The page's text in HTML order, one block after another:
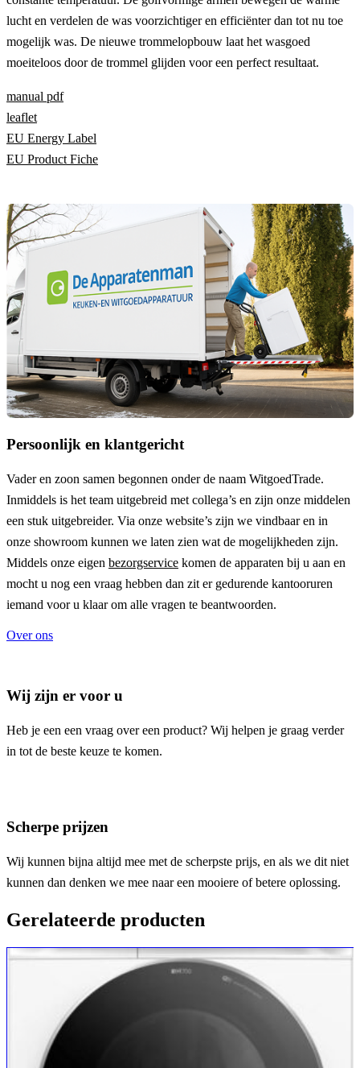
lucht en verdelen de was voorzichtiger en efficiënter dan tot nu toe
mogelijk was. De nieuwe trommelopbouw laat het wasgoed
moeiteloos door de trommel glijden voor een perfect resultaat.
manual pdf
leaflet
EU Energy Label
EU Product Fiche
Persoonlijk en klantgericht
Vader en zoon samen begonnen onder de naam WitgoedTrade.
Inmiddels is het team uitgebreid met collega’s en zijn onze middelen
een stuk uitgebreider. Via onze website’s zijn we vindbaar en in
onze showroom kunnen we laten zien wat de mogelijkheden zijn.
Middels onze eigen bezorgservice komen de apparaten bij u aan en
mocht u nog een vraag hebben dan zit er gedurende kantooruren
iemand voor u klaar om alle vragen te beantwoorden.
Over ons
Wij zijn er voor u
Heb je een een vraag over een product? Wij helpen je graag verder
in tot de beste keuze te komen.
Scherpe prijzen
Wij kunnen bijna altijd mee met de scherpste prijs, en als we dit niet
kunnen dan denken we mee naar een mooiere of betere oplossing.
Gerelateerde producten